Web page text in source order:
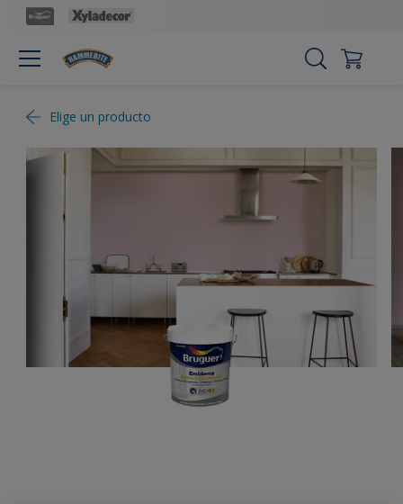
Elige un producto